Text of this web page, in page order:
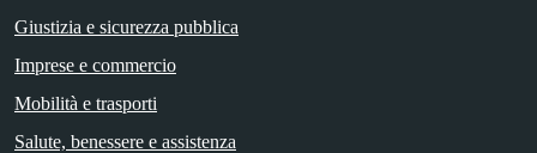
Giustizia e sicurezza pubblica
Imprese e commercio
Mobilità e trasporti
Salute, benessere e assistenza